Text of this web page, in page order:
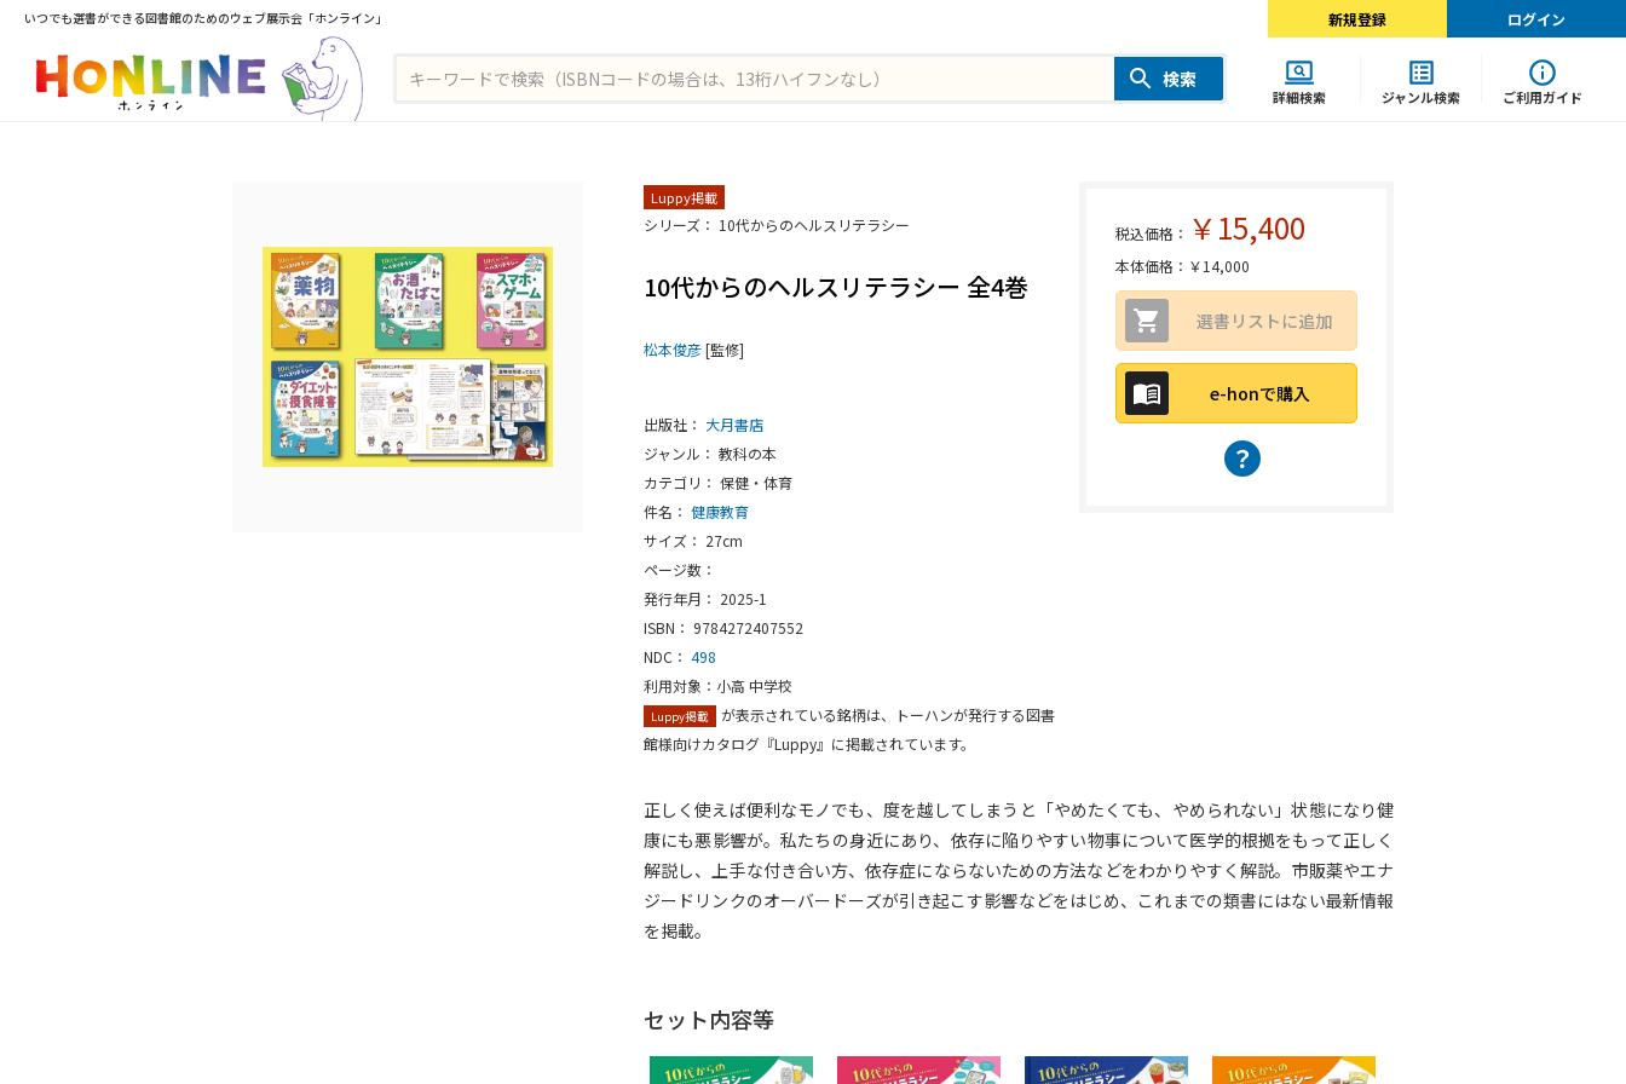
いつでも選書ができる図書館のためのウェブ展示会「ホンライン」 新規登録 ログイン
検索
詳細検索 ジャンル検索 ご利用ガイド
Luppy掲載
シリーズ： 10代からのヘルスリテラシー
10代からのヘルスリテラシー 全4巻
松本俊彦[監修]
出版社： 大月書店
ジャンル： 教科の本
カテゴリ： 保健・体育
件名： 健康教育
サイズ： 27cm
ページ数：
発行年月： 2025-1
ISBN： 9784272407552
NDC： 498
利用対象：小高 中学校
Luppy掲載
が表示されている銘柄は、トーハンが発行する図書
館様向けカタログ『Luppy』に掲載されています。
税込価格： ￥15,400
本体価格：￥14,000
選書リストに追加
e-honで購入
？
正しく使えば便利なモノでも、度を越してしまうと「やめたくても、やめられない」状態になり健
康にも悪影響が。私たちの身近にあり、依存に陥りやすい物事について医学的根拠をもって正しく
解説し、上手な付き合い方、依存症にならないための方法などをわかりやすく解説。市販薬やエナ
ジードリンクのオーバードーズが引き起こす影響などをはじめ、これまでの類書にはない最新情報
を掲載。
セット内容等